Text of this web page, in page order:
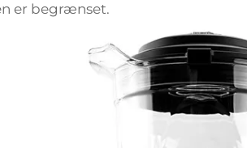
er begrænset.